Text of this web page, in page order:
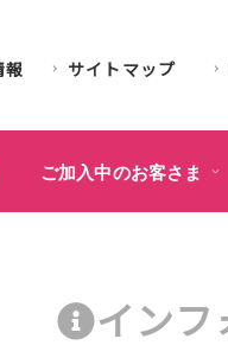
報 サイトマップ
ご加入中のお客さま
インフ